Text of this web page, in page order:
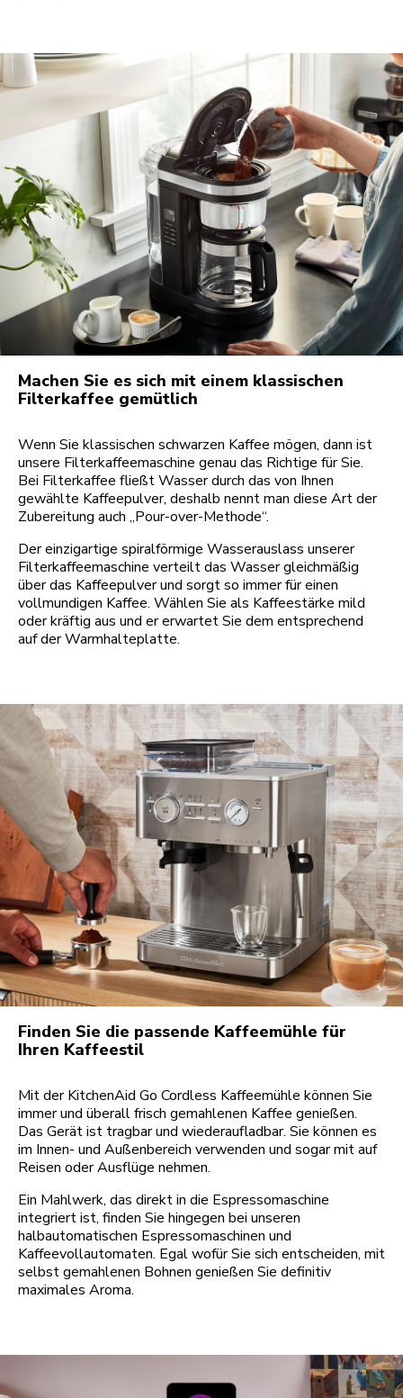
Machen Sie es sich mit einem klassischen
Filterkaffee gemütlich
Wenn Sie klassischen schwarzen Kaffee mögen, dann ist
unsere Filterkaffeemaschine genau das Richtige für Sie.
Bei Filterkaffee fließt Wasser durch das von Ihnen
gewählte Kaffeepulver, deshalb nennt man diese Art der
Zubereitung auch „Pour-over-Methode“.
Der einzigartige spiralförmige Wasserauslass unserer
Filterkaffeemaschine verteilt das Wasser gleichmäßig
über das Kaffeepulver und sorgt so immer für einen
vollmundigen Kaffee. Wählen Sie als Kaffeestärke mild
oder kräftig aus und er erwartet Sie dem entsprechend
auf der Warmhalteplatte.
Finden Sie die passende Kaffeemühle für
Ihren Kaffeestil
Mit der KitchenAid Go Cordless Kaffeemühle können Sie
immer und überall frisch gemahlenen Kaffee genießen.
Das Gerät ist tragbar und wiederaufladbar. Sie können es
im Innen- und Außenbereich verwenden und sogar mit auf
Reisen oder Ausflüge nehmen.
Ein Mahlwerk, das direkt in die Espressomaschine
integriert ist, finden Sie hingegen bei unseren
halbautomatischen Espressomaschinen und
Kaffeevollautomaten. Egal wofür Sie sich entscheiden, mit
selbst gemahlenen Bohnen genießen Sie definitiv
maximales Aroma.